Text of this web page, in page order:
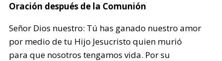
Oración después de la Comunión
Señor Dios nuestro: Tú has ganado nuestro amor
por medio de tu Hijo Jesucristo quien murió
para que nosotros tengamos vida. Por su